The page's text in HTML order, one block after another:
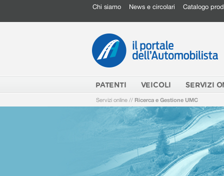
Chi siamo News e circolari Catalogo
PATENTI VEICOLI SERVIZI
Servizi online // Ricerca e Gestione UMC